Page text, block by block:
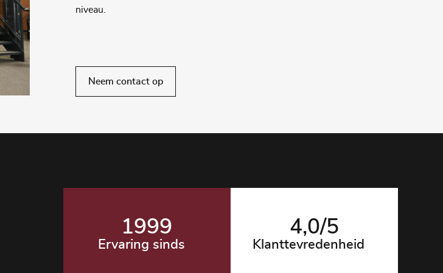
niveau.
Neem contact op
1999
Ervaring sinds
4,0/5
Klanttevredenheid